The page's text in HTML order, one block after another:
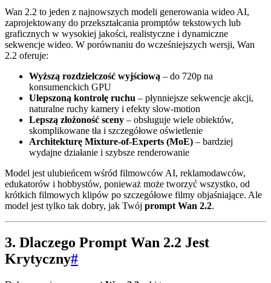
Wan 2.2 to jeden z najnowszych modeli generowania wideo AI,
zaprojektowany do przekształcania promptów tekstowych lub
graficznych w wysokiej jakości, realistyczne i dynamiczne
sekwencje wideo. W porównaniu do wcześniejszych wersji, Wan
2.2 oferuje:
Wyższą rozdzielczość wyjściową – do 720p na
konsumenckich GPU
Ulepszoną kontrolę ruchu – płynniejsze sekwencje akcji,
naturalne ruchy kamery i efekty slow-motion
Lepszą złożoność sceny – obsługuje wiele obiektów,
skomplikowane tła i szczegółowe oświetlenie
Architekturę Mixture-of-Experts (MoE) – bardziej
wydajne działanie i szybsze renderowanie
Model jest ulubieńcem wśród filmowców AI, reklamodawców,
edukatorów i hobbystów, ponieważ może tworzyć wszystko, od
krótkich filmowych klipów po szczegółowe filmy objaśniające. Ale
model jest tylko tak dobry, jak Twój prompt Wan 2.2.
3. Dlaczego Prompt Wan 2.2 Jest
Krytyczny#